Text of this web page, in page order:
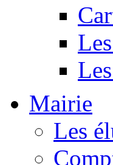
Mairie
Les